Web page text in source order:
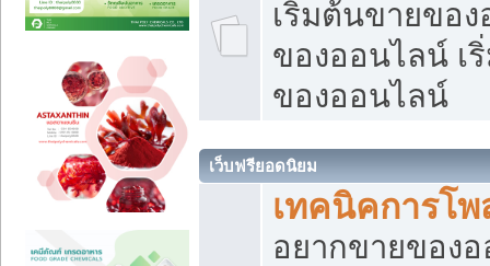
เริ่มต้นขายขอ
ของออนไลน์ เ
ของออนไลน์
เว็บฟรียอดนิยม
เทคนิคการโ
อยากขายของ